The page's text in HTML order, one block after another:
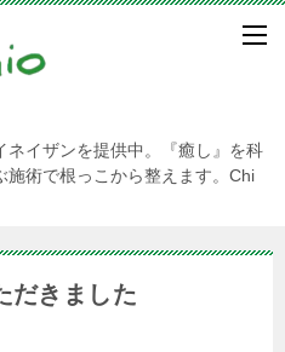
イザンを提供中。『癒し』を科
術で根っこから整えます。Chi
だきました